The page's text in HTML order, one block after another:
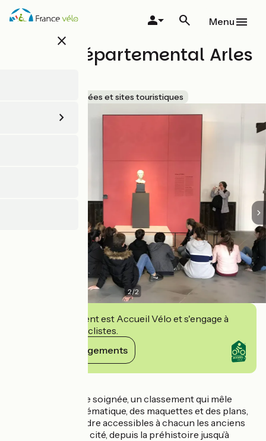
Aller
au
close
Menu
Musée départemental Arles
Musées et sites touristiques
2/2
Cet établissement est Accueil Vélo et s'engage à
accueillir des cyclistes.
Voir ses engagements
Une scénographie soignée, un classement qui mêle
chronologie et thématique, des maquettes et des plans,
s’efforcent de rendre accessibles à chacun les anciens
témoignages de la cité, depuis la préhistoire jusqu’à